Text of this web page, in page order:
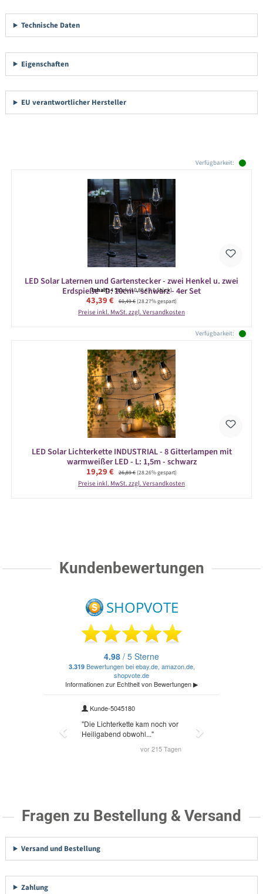
Technische Daten
Eigenschaften
EU verantwortlicher Hersteller
Verfügbarkeit:
LED Solar Laternen und Gartenstecker - zwei Henkel u. zwei
Erdspieße - D: 10cm - schwarz - 4er Set
Inhalt:4 Stück(10,85 € / 1 Stück)
Verkaufspreis:
43,39 € Regulärer Preis:
60,49 €(28.27% gespart)
Preise inkl. MwSt. zzgl. Versandkosten
Verfügbarkeit:
LED Solar Lichterkette INDUSTRIAL - 8 Gitterlampen mit
warmweißer LED - L: 1,5m - schwarz
Verkaufspreis:
19,29 € Regulärer Preis:
26,89 €(28.26% gespart)
Preise inkl. MwSt. zzgl. Versandkosten
Kundenbewertungen
Fragen zu Bestellung & Versand
Versand und Bestellung
Zahlung